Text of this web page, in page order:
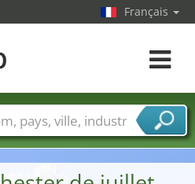
Français
Toggle
Villes
Secteurs de foire
de services